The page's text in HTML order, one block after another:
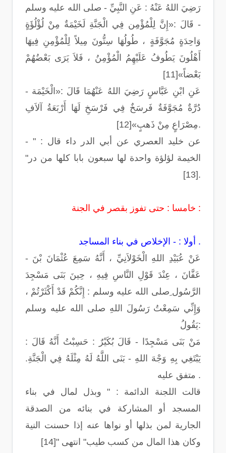
رَضِيَ اللهُ عَنْهُ : عَنِ النَّبِيِّ - صلى الله عليه وسلم
- قَالَ :«إِنَّ لِلْمُؤْمِن فِي الْجَنَّةِ لَخَيْمَةٌ مِنْ لُؤْلُؤَةٍ
وَاحِدَةٍ مُجَوَّفَةٍ ، طُولُهَا سِتُّونَ مِيلاً لِلْمُؤْمِنِ فِيهَا
أَهْلُونَ يَطُوفُ عَلَيْهِمُ الْمُؤْمِنُ ، فَلاَ يَرَى بَعْضُهُمْ
بَعْضاً»[11]
- عَنِ ابْنِ عَبَّاسٍ رَضِيَ اللهُ عَنْهُمَا قَالَ :«الْخَيْمَة
دُرَّةٌ مُجَوَّفَةٌ فَرسَخٌ فِي فَرْسَخِ لَهَا أَرْبَعَةُ آلاَفِ
مِصْرَاعٍ مِنْ ذَهبٍ»[12].
- عن خليد العصري عن أبي الدر داء قال : "
الخيمة لؤلؤة واحدة لها سبعون بابا كلها من در"
[13].
خامسا : حتى تفوز بقصر في الجنة :
أولا : - الإخلاص في بناء المساجد .
- عَنْ عُبَيْدِ اللهِ الْخَوْلاَنِيِّ ، أَنَّهُ سَمِعَ عُثْمَانَ بْنَ
عَفَّانَ ، عِنْدَ قَوْلِ النَّاسِ فِيهِ ، حِينَ بَنَى مَسْجِدَ
الرَّسُول ِصلى الله عليه وسلم : إِنَّكُمْ قَدْ أَكْثَرْتُمْ ،
وَإِنِّي سَمِعْتُ رَسُولَ اللهِ صلى الله عليه وسلم
يَقُولُ:
مَنْ بَنَى مَسْجِدًا - قَالَ بُكَيْرٌ : حَسِبْتُ أَنَّهُ قَالَ :
يَبْتَغِي بِهِ وَجْهَ اللهِ - بَنَى اللَّهُ لَهُ مِثْلَهُ فِي الْجَنَّةِ.
متفق عليه .
قالت اللجنة الدائمة : " وبذل لمال في بناء
المسجد أو المشاركة في بنائه من الصدقة
الجارية لمن بذلها أو نواها عنه إذا حسنت النية
وكان هذا المال من كسب طيب" انتهى "[14]